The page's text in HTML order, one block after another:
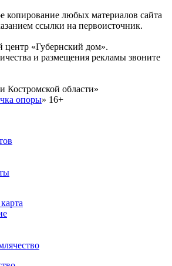
копирование любых материалов сайта
ссылки на первоисточник.
«Губернский дом».
и размещения рекламы звоните
Костромской области»
опоры» 16+